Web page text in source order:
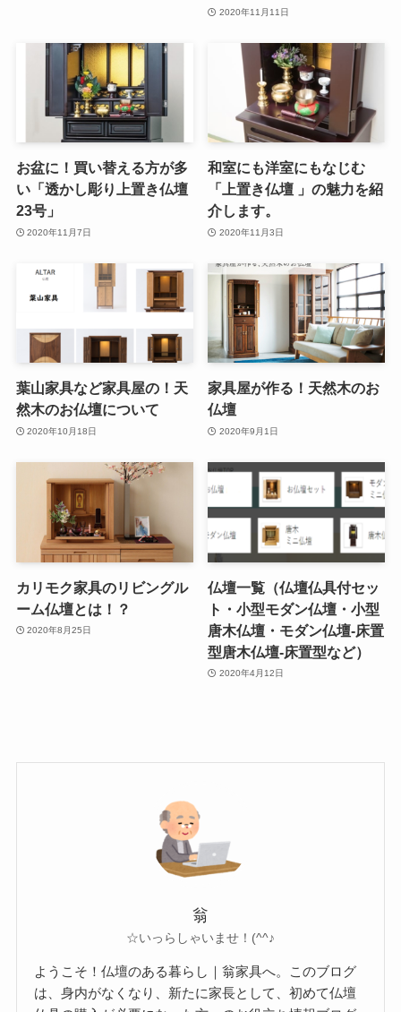
2020年11月11日
お盆に！買い替える方が多
い「透かし彫り上置き仏壇
23号」
2020年11月7日
和室にも洋室にもなじむ
「上置き仏壇 」の魅力を紹
介します。
2020年11月3日
葉山家具など家具屋の！天
然木のお仏壇について
2020年10月18日
家具屋が作る！天然木のお
仏壇
2020年9月1日
カリモク家具のリビングル
ーム仏壇とは！？
2020年8月25日
仏壇一覧（仏壇仏具付セッ
ト・小型モダン仏壇・小型
唐木仏壇・モダン仏壇-床置
型唐木仏壇-床置型など）
2020年4月12日
翁
☆いっらしゃいませ！(^^♪
ようこそ！仏壇のある暮らし｜翁家具へ。このブログ
は、身内がなくなり、新たに家長として、初めて仏壇